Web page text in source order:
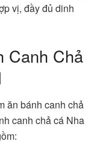
vị, đầy đủ dinh
Canh Chả
ăn bánh canh chả
canh chả cá Nha